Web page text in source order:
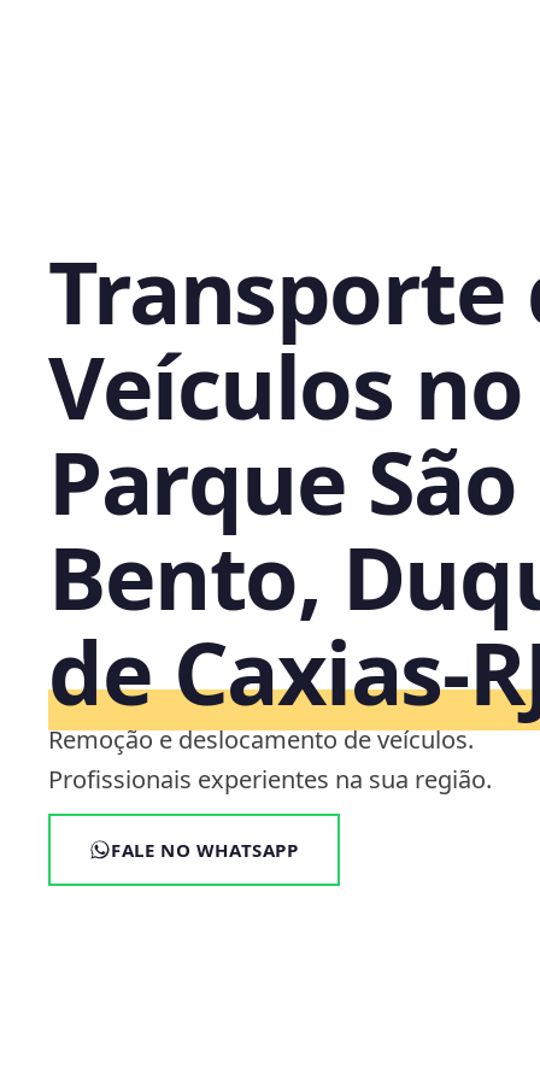
Transporte
Veículos no
Parque São
Bento,
de
Remoção e deslocamento de veículos.
Profissionais experientes na sua região.
FALE NO WHATSAPP